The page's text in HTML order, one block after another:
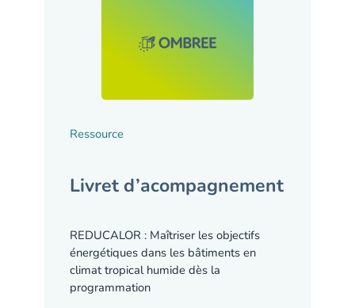
Ressource
Livret d’acompagnement
REDUCALOR : Maîtriser les objectifs
énergétiques dans les bâtiments en
climat tropical humide dès la
programmation